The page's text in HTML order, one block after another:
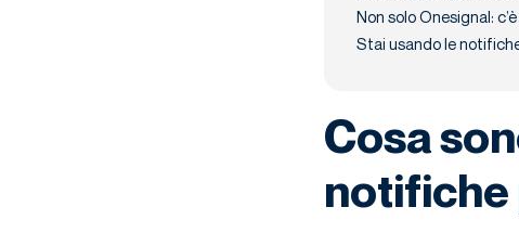
Non solo Onesignal:
Stai usando le
Cosa
notifiche